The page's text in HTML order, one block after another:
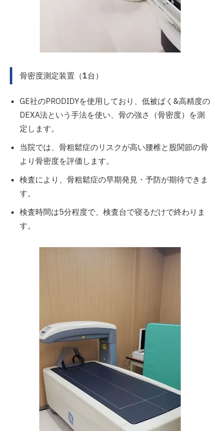
骨密度測定装置（1台）
GE社のPRODIDYを使用しており、低被ばく&高精度の
DEXA法という手法を使い、骨の強さ（骨密度）を測
定します。
当院では、骨粗鬆症のリスクが高い腰椎と股関節の骨
より骨密度を評価します。
検査により、骨粗鬆症の早期発見・予防が期待できま
す。
検査時間は5分程度で、検査台で寝るだけで終わりま
す。